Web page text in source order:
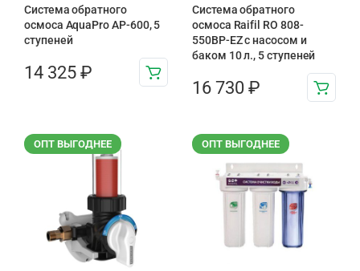
Система обратного
осмоса AquaPro AP-600, 5
ступеней
14 325 ₽
Система обратного
осмоса Raifil RO 808-
550BP-EZ с насосом и
баком 10 л., 5 ступеней
16 730 ₽
ОПТ ВЫГОДНЕЕ ОПТ ВЫГОДНЕЕ